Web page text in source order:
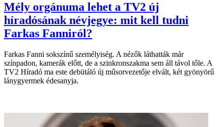
Mély orgánuma lehet a TV2 új
híradósának névjegye: mit kell tudni
Farkas Fanniról?
Farkas Fanni sokszínű személyiség. A nézők láthatták már
színpadon, kamerák előtt, de a szinkronszakma sem áll távol tőle. A
TV2 Híradó ma este debütáló új műsorvezetője elvált, két gyönyörű
lánygyermek édesanyja.